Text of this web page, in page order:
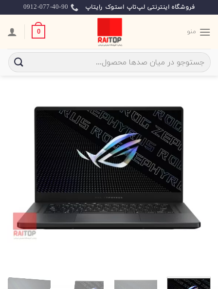
to
content
فروشگاه اینترنتی لپ‌تاپ استوک رایتاپ 0912-077-40-90
منو 0
جستجو
برای: